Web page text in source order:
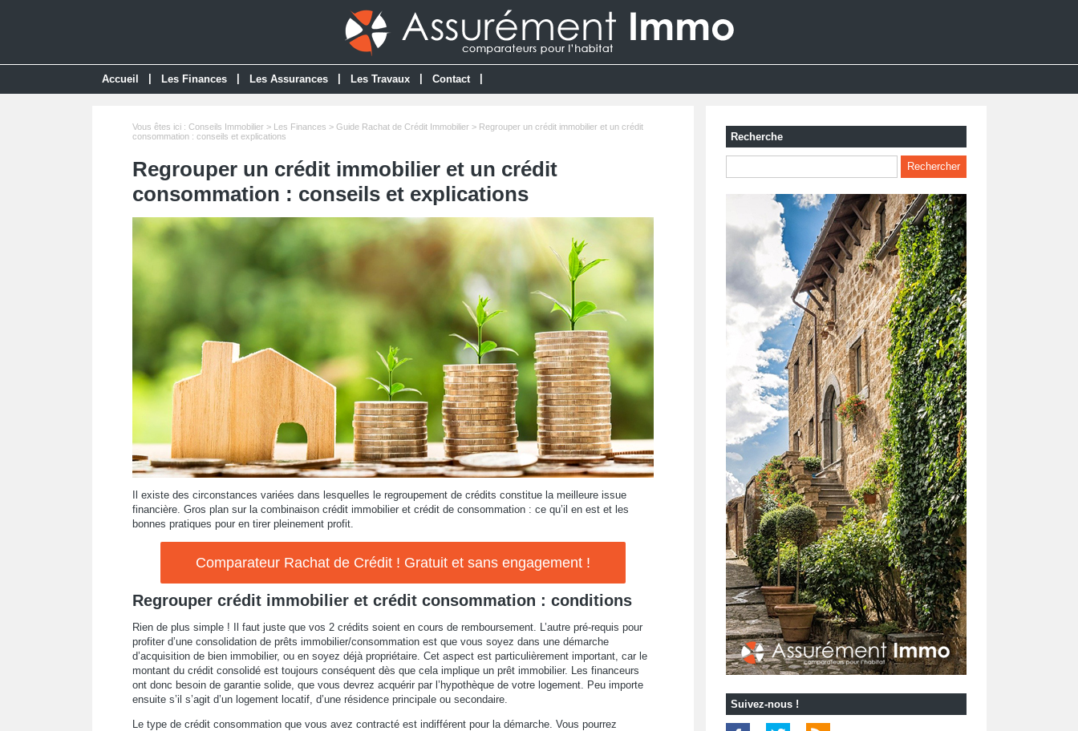
Accueil Les Finances Les Assurances Les Travaux Contact
Vous êtes ici : Conseils Immobilier> Les Finances > Guide Rachat de Crédit Immobilier> Regrouper un crédit immobilier et un crédit
consommation : conseils et explications
Regrouper un crédit immobilier et un crédit
consommation : conseils et explications
Il existe des circonstances variées dans lesquelles le regroupement de crédits constitue la meilleure issue
financière. Gros plan sur la combinaison crédit immobilier et crédit de consommation : ce qu’il en est et les
bonnes pratiques pour en tirer pleinement profit.
Comparateur Rachat de Crédit ! Gratuit et sans engagement !
Regrouper crédit immobilier et crédit consommation : conditions
Rien de plus simple ! Il faut juste que vos 2 crédits soient en cours de remboursement. L’autre pré-requis pour
profiter d’une consolidation de prêts immobilier/consommation est que vous soyez dans une démarche
d’acquisition de bien immobilier, ou en soyez déjà propriétaire. Cet aspect est particulièrement important, car le
montant du crédit consolidé est toujours conséquent dès que cela implique un prêt immobilier. Les financeurs
ont donc besoin de garantie solide, que vous devrez acquérir par l’hypothèque de votre logement. Peu importe
ensuite s’il s’agit d’un logement locatif, d’une résidence principale ou secondaire.
Le type de crédit consommation que vous avez contracté est indifférent pour la démarche. Vous pourrez
Recherche
Suivez-nous !